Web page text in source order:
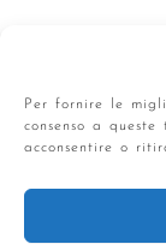
Per fornire le
consenso a
acconsentire o